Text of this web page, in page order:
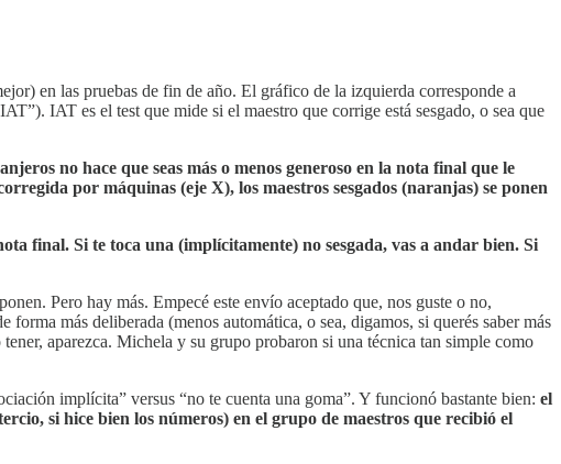
en las pruebas de fin de año. El gráfico de la izquierda corresponde a
IAT es el test que mide si el maestro que corrige está sesgado, o sea que
no hace que seas más o menos generoso en la nota final que le
por máquinas (eje X), los maestros sesgados (naranjas) se ponen
final. Si te toca una (implícitamente) no sesgada, vas a andar bien. Si
Pero hay más. Empecé este envío aceptado que, nos guste o no,
más deliberada (menos automática, o sea, digamos, si querés saber más
aparezca. Michela y su grupo probaron si una técnica tan simple como
implícita” versus “no te cuenta una goma”. Y funcionó bastante bien: el
si hice bien los números) en el grupo de maestros que recibió el